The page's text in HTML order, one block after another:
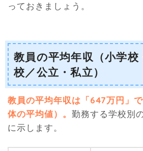
っておきましょう。
教員の平均年収（小学校
校／公立・私立）
教員の平均年収は「647万円」
体の平均値）。勤務する学校別
に示します。